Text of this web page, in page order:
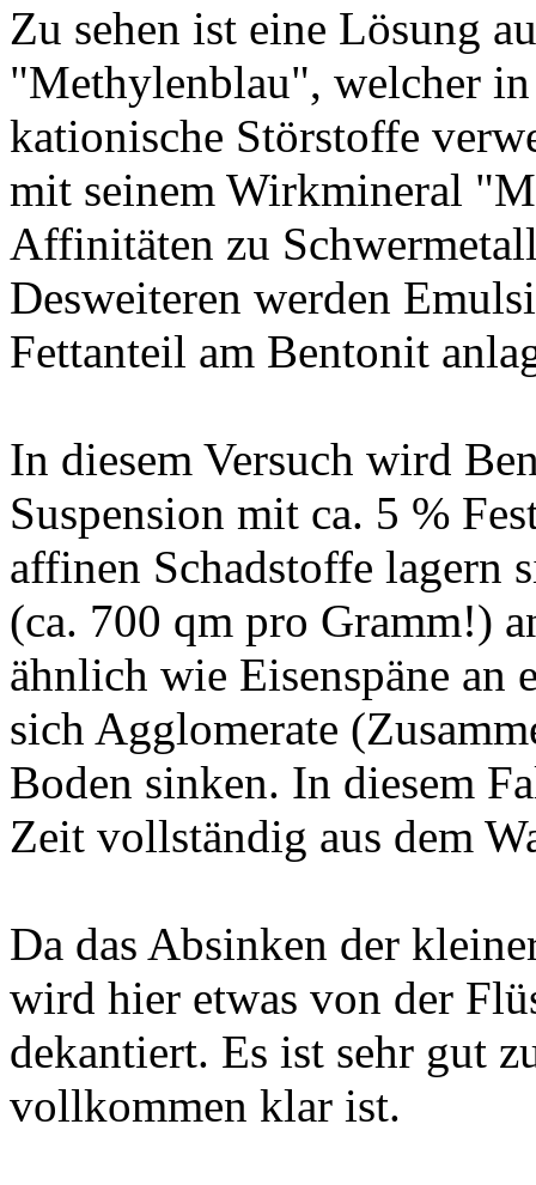
Zu sehen ist eine Lösung
"Methylenblau", welcher
kationische Störstoffe
mit seinem Wirkmineral
Affinitäten zu
Desweiteren werden
Fettanteil am Bentonit
In diesem Versuch wird
Suspension mit ca. 5 %
affinen Schadstoffe lagern
(ca. 700 qm pro Gramm!)
ähnlich wie Eisenspäne
sich Agglomerate
Boden sinken. In diesem
Zeit vollständig aus dem
Da das Absinken der
wird hier etwas von der
dekantiert. Es ist sehr gut
vollkommen klar ist.